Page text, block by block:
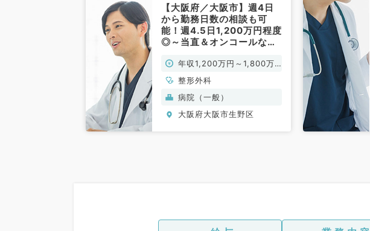
【大阪府／大阪市】週4日
から勤務日数の相談も可
能！週4.5日1,200万円程度
◎～当直＆オンコールなし
方へ～（整形外科／常勤）
年収1,200万円～1,800万
円
整形外科
病院（一般）
大阪府大阪市生野区